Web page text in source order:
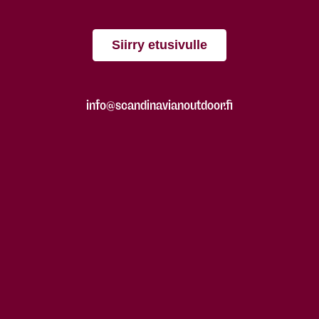
Siirry etusivulle
info@scandinavianoutdoor.fi